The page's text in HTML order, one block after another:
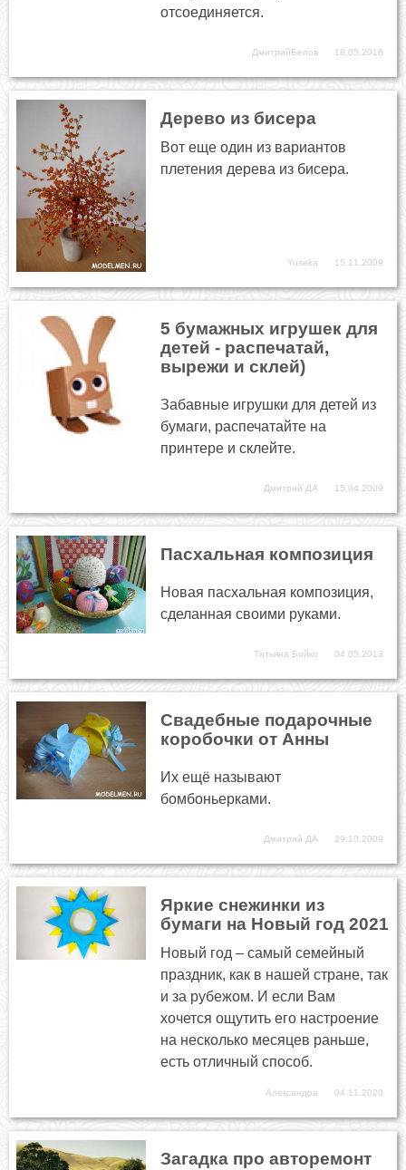
отсоединяется.
ДмитрийБелов 18.05.2016
Дерево из бисера
Вот еще один из вариантов
плетения дерева из бисера.
Yuseka 15.11.2009
5 бумажных игрушек для
детей - распечатай,
вырежи и склей)
Забавные игрушки для детей из
бумаги, распечатайте на
принтере и склейте.
Дмитрий ДА 15.04.2009
Пасхальная композиция
Новая пасхальная композиция,
сделанная своими руками.
Татьяна Бойко 04.05.2013
Свадебные подарочные
коробочки от Анны
Их ещё называют
бомбоньерками.
Дмитрий ДА 29.10.2009
Яркие снежинки из
бумаги на Новый год 2021
Новый год – самый семейный
праздник, как в нашей стране, так
и за рубежом. И если Вам
хочется ощутить его настроение
на несколько месяцев раньше,
есть отличный способ.
Александра 04.11.2020
Загадка про авторемонт